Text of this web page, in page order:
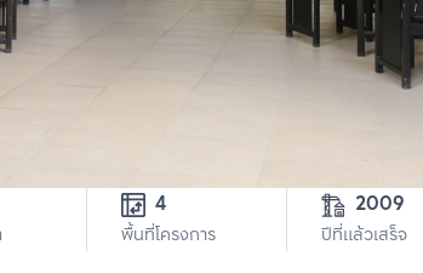
4
พื้นที่โครงการ
2009
ปีที่แล้วเสร็จ